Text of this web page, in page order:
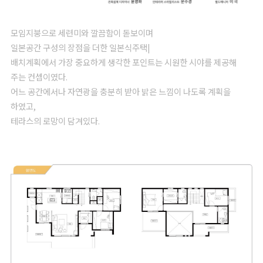
모임지붕으로 세련미와 깔끔함이 돋보이며
일본공간 구성의 장점을 더한 일본식주택|
배치계획에서 가장 중요하게 생각한 포인트는 시원한 시야를 제공해
주는 컨셉이였다.
어느 공간에서나 자연광을 충분히 받아 밝은 느낌이 나도록 계획을
하였고,
테라스의 로망이 담겨있다.